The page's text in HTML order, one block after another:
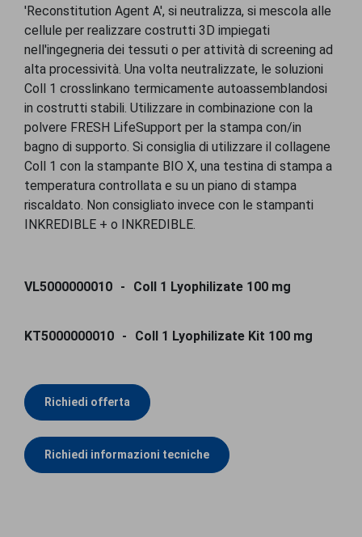
'Reconstitution Agent A', si neutralizza, si mescola alle
cellule per realizzare costrutti 3D impiegati
nell'ingegneria dei tessuti o per attività di screening ad
alta processività. Una volta neutralizzate, le soluzioni
Coll 1 crosslinkano termicamente autoassemblandosi
in costrutti stabili. Utilizzare in combinazione con la
polvere FRESH LifeSupport per la stampa con/in
bagno di supporto. Si consiglia di utilizzare il collagene
Coll 1 con la stampante BIO X, una testina di stampa a
temperatura controllata e su un piano di stampa
riscaldato. Non consigliato invece con le stampanti
INKREDIBLE + o INKREDIBLE.
VL5000000010 Coll 1 Lyophilizate 100 mg
KT5000000010 Coll 1 Lyophilizate Kit 100 mg
Richiedi offerta
Richiedi informazioni tecniche